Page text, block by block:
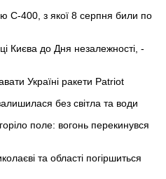
С-400, з якої 8 серпня били по
Києва до Дня незалежності, -
Україні ракети Patriot
без світла та води
поле: вогонь перекинувся
та області погіршиться